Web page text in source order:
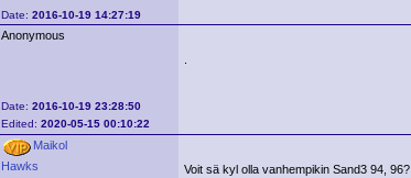
Date:2016-10-19 14:27:19
Anonymous
Date:2016-10-19 23:28:50
Edited:2020-05-15 00:10:22
Maikol
Hawks
Voit sä kyl olla vanhempikin Sand3 94, 96?